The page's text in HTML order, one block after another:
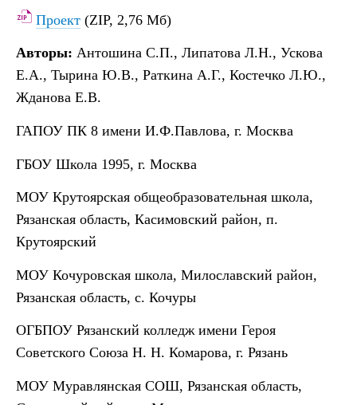
Проект (ZIP, 2,76 Мб)
Авторы: Антошина С.П., Липатова Л.Н., Ускова
Е.А., Тырина Ю.В., Раткина А.Г., Костечко Л.Ю.,
Жданова Е.В.
ГАПОУ ПК 8 имени И.Ф.Павлова, г. Москва
ГБОУ Школа 1995, г. Москва
МОУ Крутоярская общеобразовательная школа,
Рязанская область, Касимовский район, п.
Крутоярский
МОУ Кочуровская школа, Милославский район,
Рязанская область, с. Кочуры
ОГБПОУ Рязанский колледж имени Героя
Советского Союза Н. Н. Комарова, г. Рязань
МОУ Муравлянская СОШ, Рязанская область,